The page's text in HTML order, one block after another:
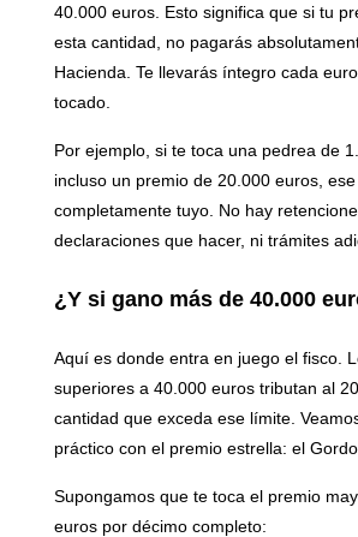
40.000 euros. Esto significa que si tu
esta cantidad, no pagarás
Hacienda. Te llevarás íntegro cada
tocado.
Por ejemplo, si te toca una pedrea de
incluso un premio de 20.000 euros,
completamente tuyo. No hay
declaraciones que hacer, ni trámites
¿Y si gano más de 40.000
Aquí es donde entra en juego el fisco.
superiores a 40.000 euros tributan al
cantidad que exceda ese límite.
práctico con el premio estrella: el Gordo.
Supongamos que te toca el premio
euros por décimo completo: